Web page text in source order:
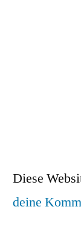
Diese
deine